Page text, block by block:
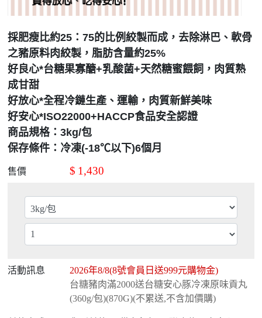
採肥瘦比約25：75的比例絞製而成，去除淋巴、軟骨
之豬原料肉絞製，脂肪含量約25%
好良心*台糖果寡醣+乳酸菌+天然糖蜜餵飼，肉質熟
成甘甜
好放心*全程冷鏈生產、運輸，肉質新鮮美味
好安心*ISO22000+HACCP食品安全認證
商品規格：3kg/包
保存條件：冷凍(-18℃以下)6個月
售價 $ 1,430
活動訊息
2026年8/8(8號會員日送999元購物金)
台糖豬肉滿2000送台糖安心豚冷凍原味貢丸
(360g/包)(870G)(不累送,不含加價購)